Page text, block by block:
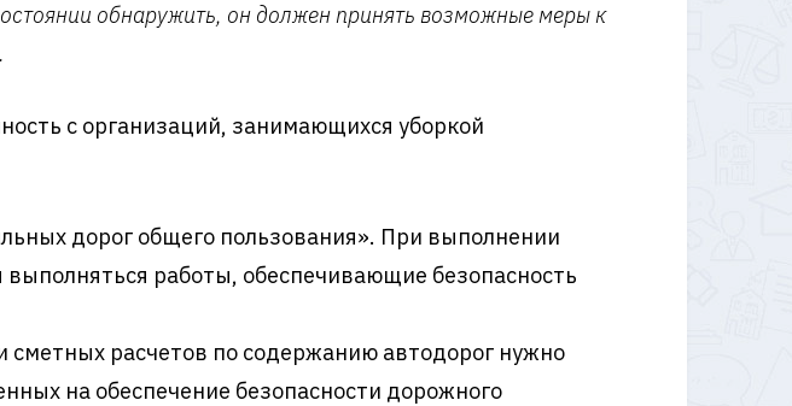
обнаружить, он должен принять возможные меры к
с организаций, занимающихся уборкой
дорог общего пользования». При выполнении
работы, обеспечивающие безопасность
расчетов по содержанию автодорог нужно
на обеспечение безопасности дорожного